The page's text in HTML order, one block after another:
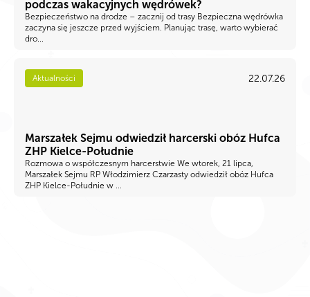
podczas wakacyjnych wędrówek?
Bezpieczeństwo na drodze – zacznij od trasy Bezpieczna wędrówka
zaczyna się jeszcze przed wyjściem. Planując trasę, warto wybierać
dro...
Aktualności 22.07.26
Marszałek Sejmu odwiedził harcerski obóz Hufca
ZHP Kielce-Południe
Rozmowa o współczesnym harcerstwie We wtorek, 21 lipca,
Marszałek Sejmu RP Włodzimierz Czarzasty odwiedził obóz Hufca
ZHP Kielce-Południe w ...